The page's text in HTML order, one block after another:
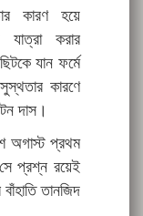
কারণ হয়ে
করার
যান ফর্মে
কারণে
দাস।
অগাস্ট প্রথম
প্রশ্ন রয়েই
তানজিদ